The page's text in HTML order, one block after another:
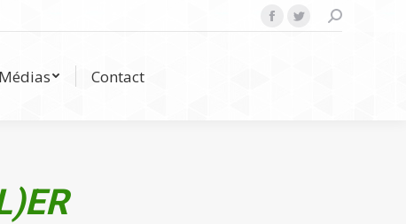
Facebook
TwitterSearch:
Médias Contact
Médias Contact